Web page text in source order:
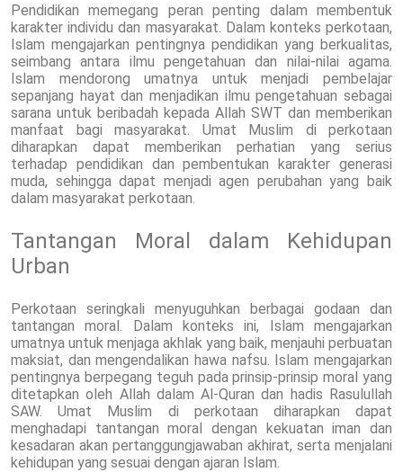
Pendidikan memegang peran penting dalam membentuk
karakter individu dan masyarakat. Dalam konteks perkotaan,
Islam mengajarkan pentingnya pendidikan yang berkualitas,
seimbang antara ilmu pengetahuan dan nilai-nilai agama.
Islam mendorong umatnya untuk menjadi pembelajar
sepanjang hayat dan menjadikan ilmu pengetahuan sebagai
sarana untuk beribadah kepada Allah SWT dan memberikan
manfaat bagi masyarakat. Umat Muslim di perkotaan
diharapkan dapat memberikan perhatian yang serius
terhadap pendidikan dan pembentukan karakter generasi
muda, sehingga dapat menjadi agen perubahan yang baik
dalam masyarakat perkotaan.
Tantangan Moral dalam Kehidupan
Urban
Perkotaan seringkali menyuguhkan berbagai godaan dan
tantangan moral. Dalam konteks ini, Islam mengajarkan
umatnya untuk menjaga akhlak yang baik, menjauhi perbuatan
maksiat, dan mengendalikan hawa nafsu. Islam mengajarkan
pentingnya berpegang teguh pada prinsip-prinsip moral yang
ditetapkan oleh Allah dalam Al-Quran dan hadis Rasulullah
SAW. Umat Muslim di perkotaan diharapkan dapat
menghadapi tantangan moral dengan kekuatan iman dan
kesadaran akan pertanggungjawaban akhirat, serta menjalani
kehidupan yang sesuai dengan ajaran Islam.